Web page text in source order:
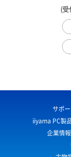
(
サポ
iiyama PC製
企業情報